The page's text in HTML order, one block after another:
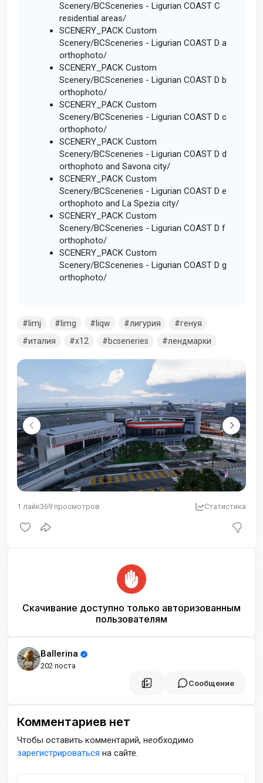
Scenery/BCSceneries - Ligurian COAST C
residential areas/
SCENERY_PACK Custom
Scenery/BCSceneries - Ligurian COAST D a
orthophoto/
SCENERY_PACK Custom
Scenery/BCSceneries - Ligurian COAST D b
orthophoto/
SCENERY_PACK Custom
Scenery/BCSceneries - Ligurian COAST D c
orthophoto/
SCENERY_PACK Custom
Scenery/BCSceneries - Ligurian COAST D d
orthophoto and Savona city/
SCENERY_PACK Custom
Scenery/BCSceneries - Ligurian COAST D e
orthophoto and La Spezia city/
SCENERY_PACK Custom
Scenery/BCSceneries - Ligurian COAST D f
orthophoto/
SCENERY_PACK Custom
Scenery/BCSceneries - Ligurian COAST D g
orthophoto/
limj limg liqw лигурия
генуя
италия
x12 bcseneries лендмарки
1 лайк369 просмотров Статистика
Скачивание доступно только авторизованным
пользователям
Ballerina
202 поста
Сообщение
Комментариев нет
Чтобы оставить комментарий, необходимо
зарегистрироваться на сайте.